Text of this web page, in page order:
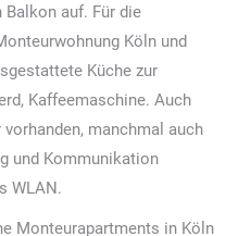
auf. Für die
Köln und
Küche zur
Kaffeemaschine. Auch
manchmal auch
und Kommunikation
WLAN.
Monteurapartments in Köln